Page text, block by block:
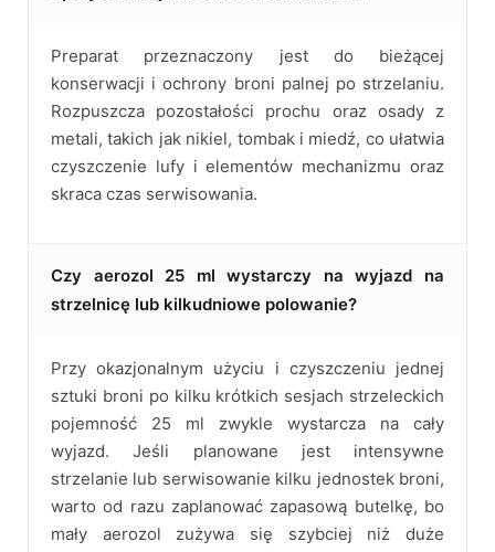
Preparat przeznaczony jest do bieżącej
konserwacji i ochrony broni palnej po strzelaniu.
Rozpuszcza pozostałości prochu oraz osady z
metali, takich jak nikiel, tombak i miedź, co ułatwia
czyszczenie lufy i elementów mechanizmu oraz
skraca czas serwisowania.
Czy aerozol 25 ml wystarczy na wyjazd na
strzelnicę lub kilkudniowe polowanie?
Przy okazjonalnym użyciu i czyszczeniu jednej
sztuki broni po kilku krótkich sesjach strzeleckich
pojemność 25 ml zwykle wystarcza na cały
wyjazd. Jeśli planowane jest intensywne
strzelanie lub serwisowanie kilku jednostek broni,
warto od razu zaplanować zapasową butelkę, bo
mały aerozol zużywa się szybciej niż duże